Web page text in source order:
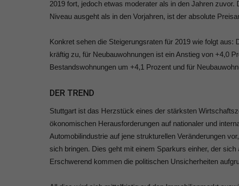
2019 fort, jedoch etwas moderater als in den Jahren
Niveau ausgeht als in den Vorjahren, ist der absolute
Konkret sehen die Steigerungsraten für 2019 wie folgt
kräftig zu, für Neubauwohnungen ist ein Anstieg von +4,0
Bestandswohnungen um +4,1 Prozent und für
DER TREND
Stuttgart ist das Herzstück eines der stärksten
ökonomischen Herausforderungen auf nationaler und
Automobilindustrie auf jene strukturellen Veränderungen
sich bringen. Dies geht mit einem Sparkurs einher, der
Erschwerend kommen die politischen Unsicherheiten